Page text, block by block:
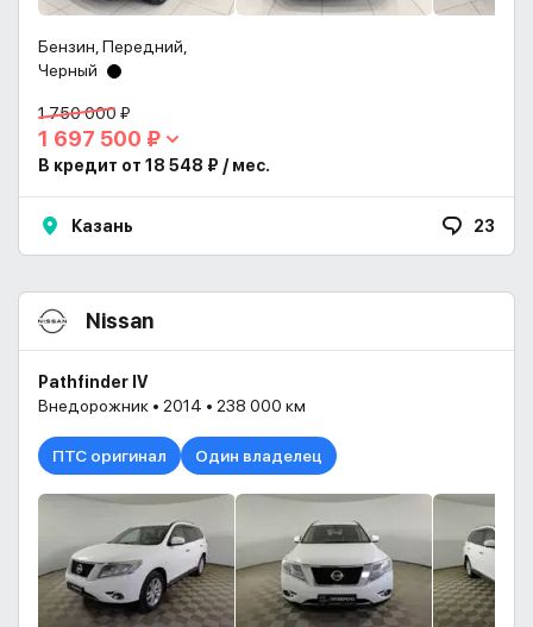
Бензин, Передний,
Черный
1 750 000 ₽
1 697 500 ₽
В кредит от 18 548 ₽ / мес.
Казань 23
Nissan
Pathfinder IV
Внедорожник • 2014 • 238 000 км
ПТС оригинал Один владелец